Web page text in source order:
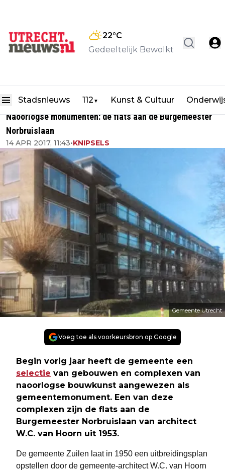
22°C
Gedeeltelijk Bewolkt
Stadsnieuws 112 ▼ Kunst & Cultuur
Naoorlogse monumenten: de flats aan de Burgemeester
Norbruislaan
14 APR 2017, 11:43•KNIPSELS
Gemeente Utrecht
Voeg toe als voorkeursbron op Google
Begin vorig jaar heeft de gemeente een
selectie van gebouwen en complexen van
naoorlogse bouwkunst aangewezen als
gemeentemonument. Een van deze
complexen zijn de flats aan de
Burgemeester Norbruislaan van architect
W.C. van Hoorn uit 1953.
De gemeente Zuilen laat in 1950 een uitbreidingsplan
opstellen door de gemeente-architect W.C. van Hoorn